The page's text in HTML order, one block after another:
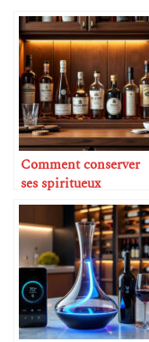
Comment conserver
ses spiritueux
correctement